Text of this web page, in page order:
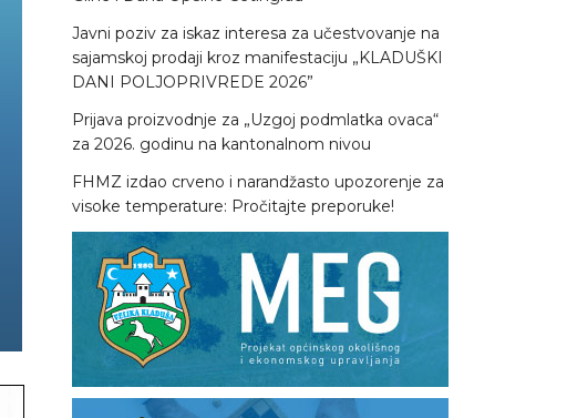
Javni poziv za iskaz interesa za učestvovanje na
sajamskoj prodaji kroz manifestaciju „KLADUŠKI
DANI POLJOPRIVREDE 2026”
Prijava proizvodnje za „Uzgoj podmlatka ovaca“
za 2026. godinu na kantonalnom nivou
FHMZ izdao crveno i narandžasto upozorenje za
visoke temperature: Pročitajte preporuke!